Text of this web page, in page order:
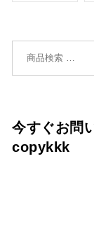
今すぐお問
copykkk